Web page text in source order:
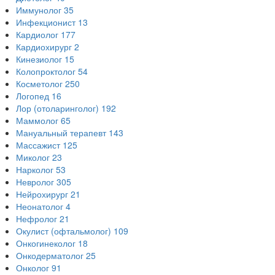
Иммунолог 35
Инфекционист 13
Кардиолог 177
Кардиохирург 2
Кинезиолог 15
Колопроктолог 54
Косметолог 250
Логопед 16
Лор (отоларинголог) 192
Маммолог 65
Мануальный терапевт 143
Массажист 125
Миколог 23
Нарколог 53
Невролог 305
Нейрохирург 21
Неонатолог 4
Нефролог 21
Окулист (офтальмолог) 109
Онкогинеколог 18
Онкодерматолог 25
Онколог 91